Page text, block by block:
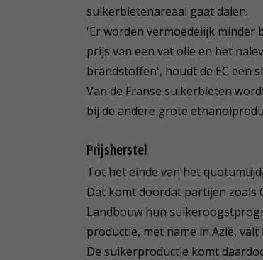
suikerbietenareaal gaat dalen.
'Er worden vermoedelijk minder
prijs van een vat olie en het
brandstoffen', houdt de EC een
Van de Franse suikerbieten
bij de andere grote
Prijsherstel
Tot het einde van het
Dat komt doordat partijen zoals
Landbouw hun
productie, met name in Azië,
De suikerproductie komt